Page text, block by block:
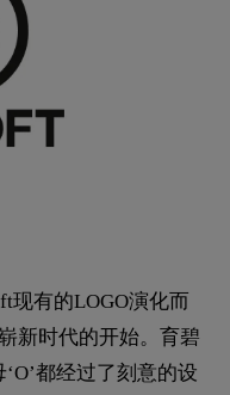
现有的LOGO演化而
新时代的开始。育碧
都经过了刻意的设